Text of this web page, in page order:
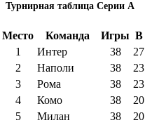
Турнирная таблица Серии А
Место Команда Игры В
1
Интер 38 27
2
Наполи 38 23
3
Рома 38 23
4
Комо 38 20
5
Милан 38 20